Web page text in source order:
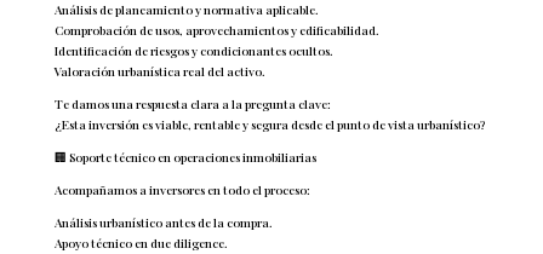
Análisis de planeamiento y normativa aplicable.
Comprobación de usos, aprovechamientos y edificabilidad.
Identificación de riesgos y condicionantes ocultos.
Valoración urbanística real del activo.
Te damos una respuesta clara a la pregunta clave:
¿Esta inversión es viable, rentable y segura desde el punto de vista urbanístico?
🏢 Soporte técnico en operaciones inmobiliarias
Acompañamos a inversores en todo el proceso:
Análisis urbanístico antes de la compra.
Apoyo técnico en due diligence.